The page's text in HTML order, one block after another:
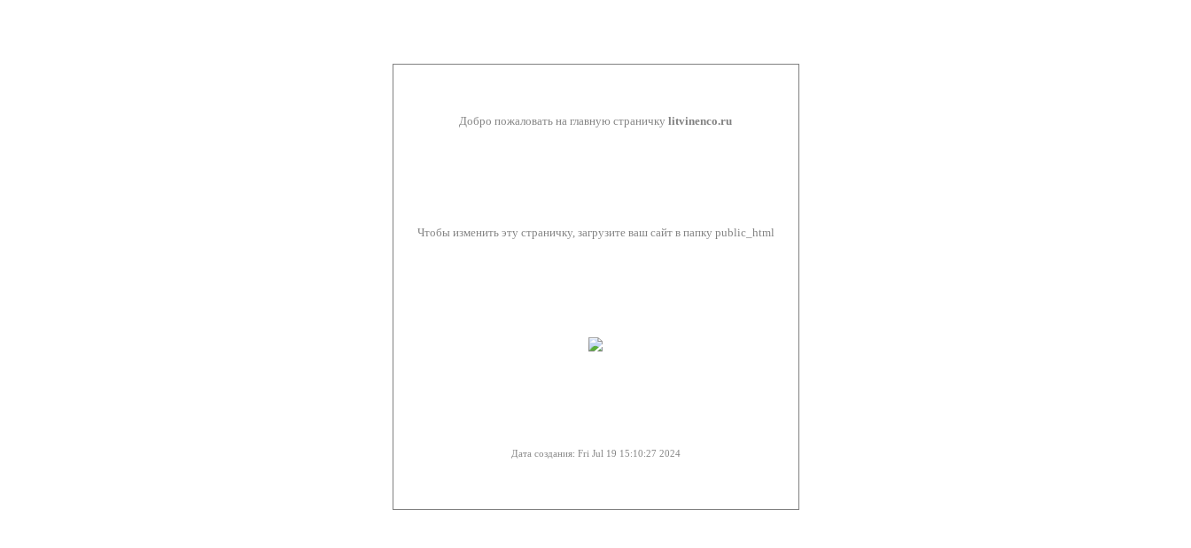
Добро пожаловать на главную страничку litvinenco.ru
Чтобы изменить эту страничку, загрузите ваш сайт в папку public_html
Дата создания: Fri Jul 19 15:10:27 2024